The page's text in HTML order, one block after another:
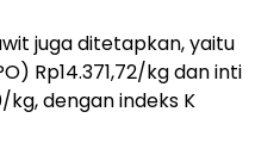
juga ditetapkan, yaitu
Rp14.371,72/kg dan inti
kg, dengan indeks K